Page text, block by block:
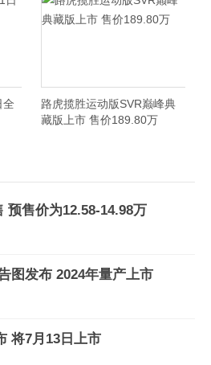
全
路虎揽胜运动版SVR巅峰典
藏版上市 售价189.80万
预售价为12.58-14.98万
图发布 2024年量产上市
将7月13日上市